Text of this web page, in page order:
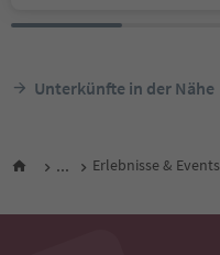
Unterkünfte in der Nähe
... Erlebnisse & Events